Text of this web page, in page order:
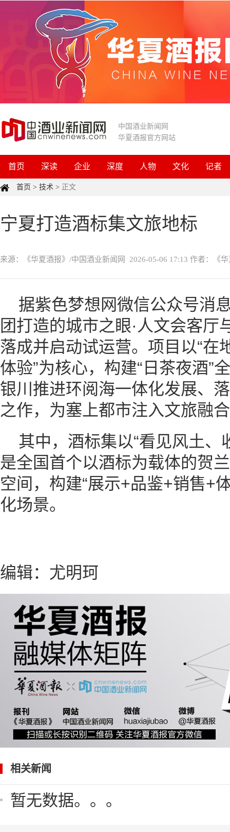
中国酒业新闻网
华夏酒报官方网站
首页 深读 企业 深度 人物 文化 记者
首页 > 技术 > 正文
宁夏打造酒标集文旅地标
来源：《华夏酒报》/中国酒业新闻网 2026-05-06 17:13 作者：《
据紫色梦想网微信公众号消
团打造的城市之眼·人文会客厅
落成并启动试运营。项目以“在
体验”为核心，构建“日茶夜酒”
银川推进环阅海一体化发展、
之作，为塞上都市注入文旅融
其中，酒标集以“看见风土、
是全国首个以酒标为载体的贺
空间，构建“展示+品鉴+销售+
化场景。
编辑：尤明珂
相关新闻
暂无数据。。。